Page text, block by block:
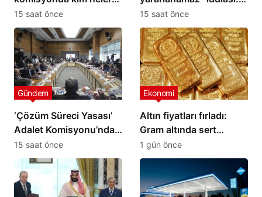
söyledi?
15 saat önce
Adalet Bakanı yalanladı
15 saat önce
‘Çözüm Süreci Yasası’
Adalet Komisyonu’ndan
geçti
Gündem
15 saat önce
Altın fiyatları fırladı:
Gram altında sert
yükseliş
Ekonomi
1 gün önce